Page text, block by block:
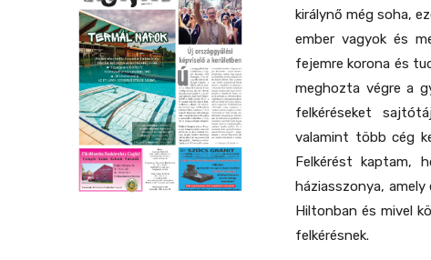
királynő még soha,
ember vagyok és
fejemre korona és
meghozta végre a
felkéréseket
valamint több cég
Felkérést kaptam,
háziasszonya,
Hiltonban és mivel
felkérésnek.